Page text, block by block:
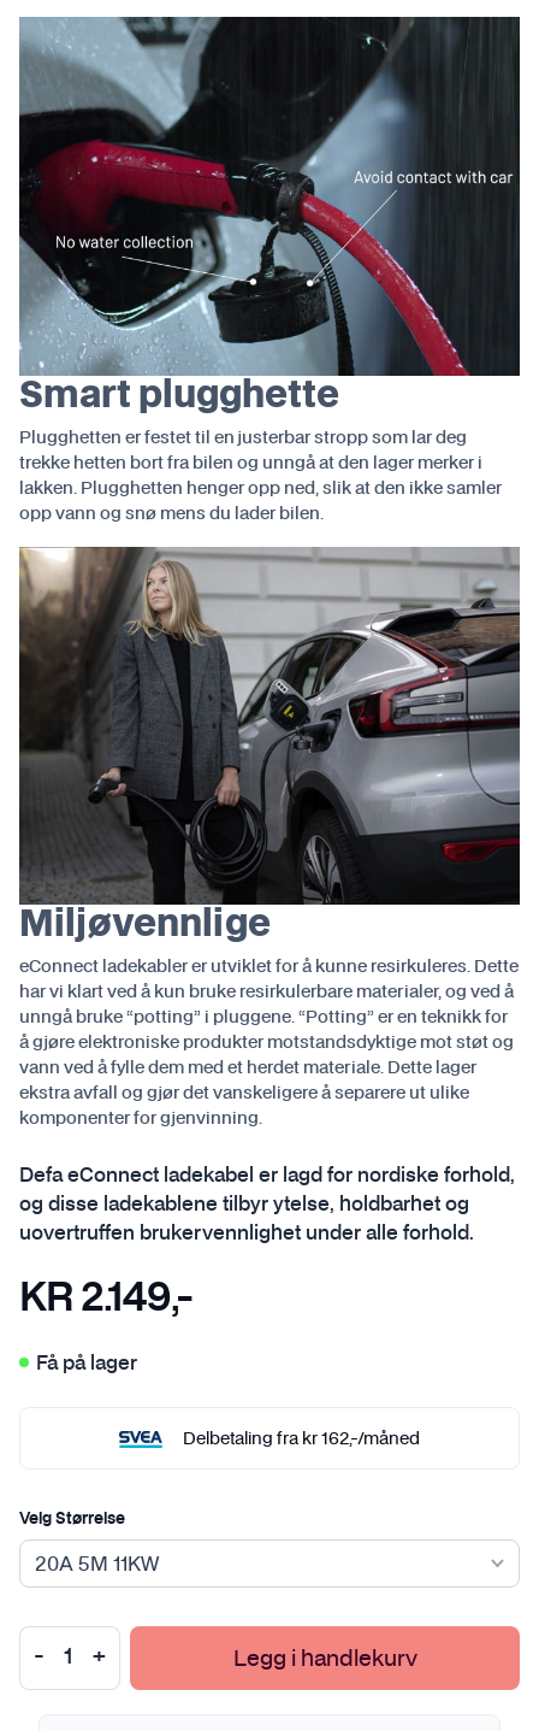
Smart plugghette
Plugghetten er festet til en justerbar stropp som lar deg
trekke hetten bort fra bilen og unngå at den lager merker i
lakken. Plugghetten henger opp ned, slik at den ikke samler
opp vann og snø mens du lader bilen.
Miljøvennlige
eConnect ladekabler er utviklet for å kunne resirkuleres. Dette
har vi klart ved å kun bruke resirkulerbare materialer, og ved å
unngå bruke “potting” i pluggene. “Potting” er en teknikk for
å gjøre elektroniske produkter motstandsdyktige mot støt og
vann ved å fylle dem med et herdet materiale. Dette lager
ekstra avfall og gjør det vanskeligere å separere ut ulike
komponenter for gjenvinning.
Defa eConnect ladekabel er lagd for nordiske forhold,
og disse ladekablene tilbyr ytelse, holdbarhet og
uovertruffen brukervennlighet under alle forhold.
KR 2.149,-
Få på lager
Delbetaling fra kr162,-/måned
Velg Størrelse
Legg i handlekurv